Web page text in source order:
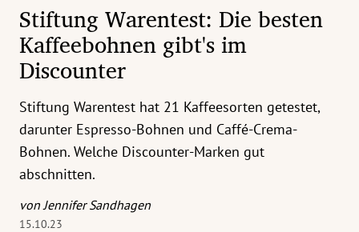
Untermenü
Untermenü
Untermenü
Stiftung Warentest: Die besten
Kaffeebohnen gibt's im
Discounter
Stiftung Warentest hat 21 Kaffeesorten getestet,
darunter Espresso-Bohnen und Caffé-Crema-
Bohnen. Welche Discounter-Marken gut
abschnitten.
von Jennifer Sandhagen
15.10.23